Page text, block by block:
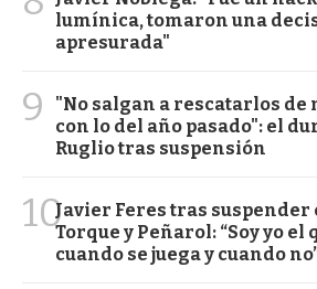
lumínica, tomaron una
apresurada"
9
"No salgan a rescatarlos de
con lo del año pasado": el
Ruglio tras suspensión
10Javier Feres tras
Torque y Peñarol: “Soy yo el
cuando se juega y cuando